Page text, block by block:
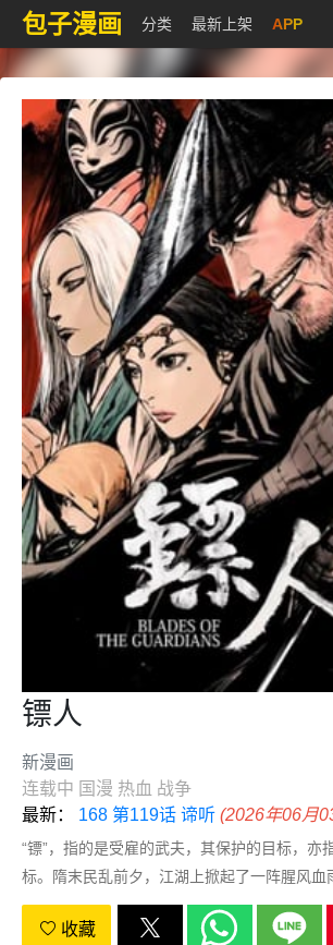
包子漫画 分类 最新上架 APP
镖人
新漫画
连载中 国漫 热血 战争
最新： 168 第119话 谛听 (2026年06月
“镖”，指的是受雇的武夫，其保护的目标，亦
标。隋末民乱前夕，江湖上掀起了一阵腥风血
情仇逐渐展开。
收藏